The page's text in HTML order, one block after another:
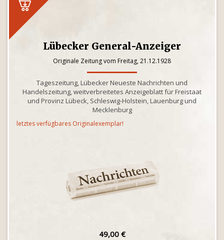
Lübecker General-Anzeiger
Originale Zeitung vom Freitag, 21.12.1928
Tageszeitung, Lübecker Neueste Nachrichten und
Handelszeitung, weitverbreitetes Anzeigeblatt für Freistaat
und Provinz Lübeck, Schleswig-Holstein, Lauenburg und
Mecklenburg
letztes verfügbares Originalexemplar!
49,00 €